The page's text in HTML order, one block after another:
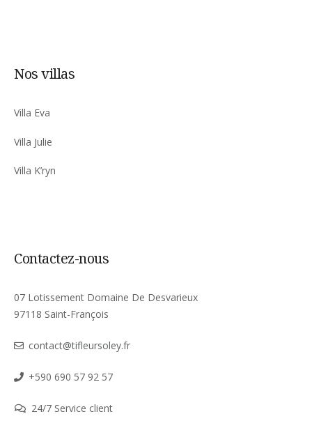
Nos villas
Villa Eva
Villa Julie
Villa K’ryn
Contactez-nous
07 Lotissement Domaine De Desvarieux
97118 Saint-François
contact@tifleursoley.fr
+590 690 57 92 57
24/7 Service client